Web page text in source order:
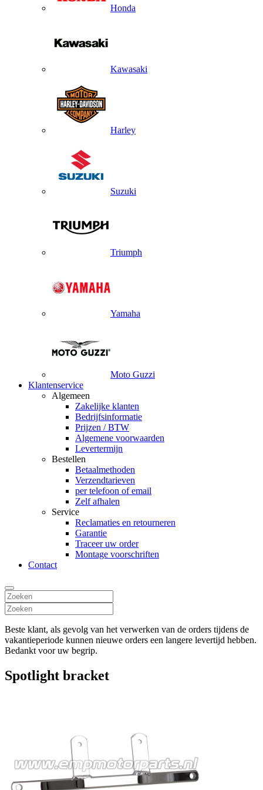
Honda
Kawasaki
Harley
Suzuki
Triumph
Yamaha
Moto Guzzi
Klantenservice
Algemeen
Zakelijke klanten
Bedrijfsinformatie
Prijzen / BTW
Algemene voorwaarden
Levertermijn
Bestellen
Betaalmethoden
Verzendtarieven
per telefoon of email
Zelf afhalen
Service
Reclamaties en retourneren
Garantie
Traceer uw order
Montage voorschriften
Contact
Beste klant, als gevolg van het verwerken van de orders tijdens de
vakantieperiode kunnen nieuwe orders een langere levertijd hebben.
Bedankt voor uw begrip.
Spotlight bracket